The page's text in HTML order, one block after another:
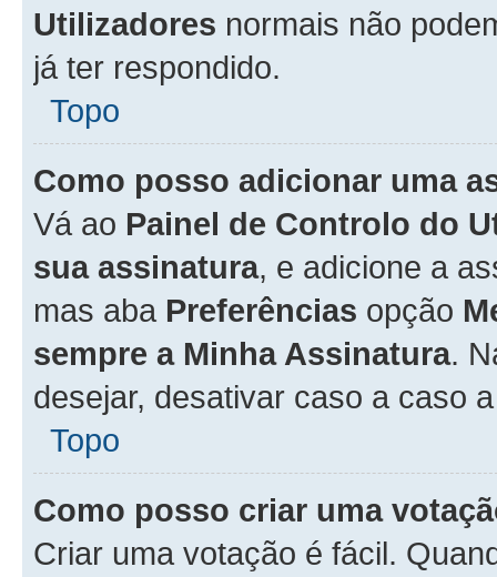
Utilizadores normais não
já ter respondido.
Topo
Como posso adicionar uma
Vá ao Painel de Controlo do
sua assinatura, e adicione a
mas aba Preferências opção
sempre a Minha Assinatura.
desejar, desativar caso a caso
Topo
Como posso criar uma
Criar uma votação é fácil.